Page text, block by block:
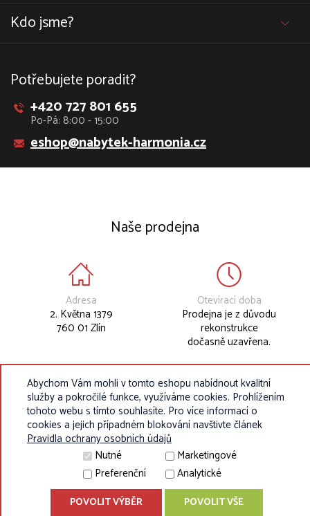
Kdo jsme?
Potřebujete poradit?
+420 727 801 655
Po-Pá: 8:00 - 15:00
eshop@nabytek-harmonia.cz
Naše prodejna
Adresa
2. Května 1379
760 01 Zlín
Otevírací doba
Prodejna je z důvodu
rekonstrukce
dočasně uzavřena.
Abychom Vám mohli v tomto eshopu nabídnout kvalitní
služby a pokročilé funkce, využíváme cookies. Prohlížením
tohoto webu s tímto souhlasíte. Pro více informací o
cookies a jejich případném blokování navštivte článek
Pravidla ochrany osobních údajů
Nutné
Marketingové
Preferenční
Analytické
POVOLIT VÝBĚR POVOLIT VŠE